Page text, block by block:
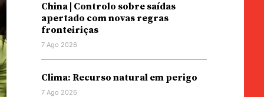
China | Controlo sobre saídas
apertado com novas regras
fronteiriças
7 Ago 2026
Clima: Recurso natural em perigo
7 Ago 2026